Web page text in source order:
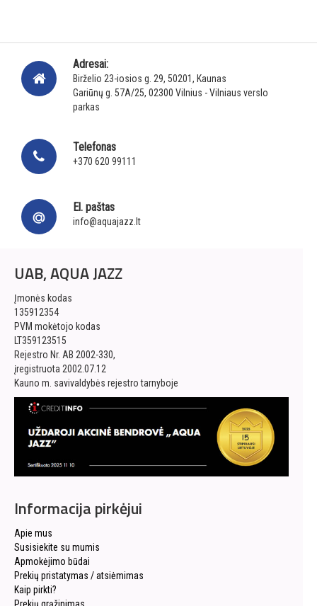
Adresai:
Birželio 23-iosios g. 29, 50201, Kaunas
Gariūnų g. 57A/25, 02300 Vilnius - Vilniaus verslo
parkas
Telefonas
+370 620 99111
El. paštas
info@aquajazz.lt
UAB, AQUA JAZZ
Įmonės kodas
135912354
PVM mokėtojo kodas
LT359123515
Rejestro Nr. AB 2002-330,
įregistruota 2002.07.12
Kauno m. savivaldybės rejestro tarnyboje
Informacija pirkėjui
Apie mus
Susisiekite su mumis
Apmokėjimo būdai
Prekių pristatymas / atsiėmimas
Kaip pirkti?